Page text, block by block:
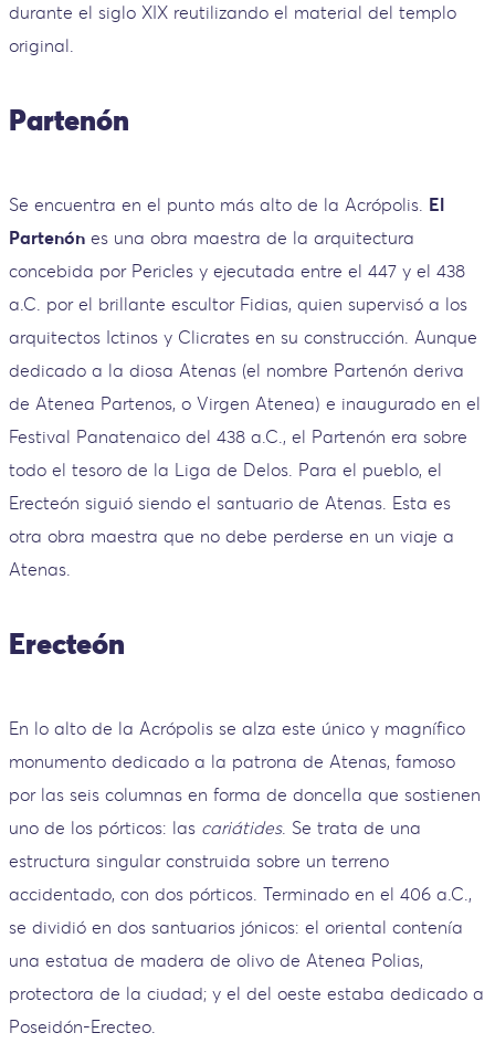
durante el siglo XIX reutilizando el material del templo
original.
Partenón
Se encuentra en el punto más alto de la Acrópolis. El
Partenón es una obra maestra de la arquitectura
concebida por Pericles y ejecutada entre el 447 y el 438
a.C. por el brillante escultor Fidias, quien supervisó a los
arquitectos Ictinos y Clicrates en su construcción. Aunque
dedicado a la diosa Atenas (el nombre Partenón deriva
de Atenea Partenos, o Virgen Atenea) e inaugurado en el
Festival Panatenaico del 438 a.C., el Partenón era sobre
todo el tesoro de la Liga de Delos. Para el pueblo, el
Erecteón siguió siendo el santuario de Atenas. Esta es
otra obra maestra que no debe perderse en un viaje a
Atenas.
Erecteón
En lo alto de la Acrópolis se alza este único y magnífico
monumento dedicado a la patrona de Atenas, famoso
por las seis columnas en forma de doncella que sostienen
uno de los pórticos: las cariátides. Se trata de una
estructura singular construida sobre un terreno
accidentado, con dos pórticos. Terminado en el 406 a.C.,
se dividió en dos santuarios jónicos: el oriental contenía
una estatua de madera de olivo de Atenea Polias,
protectora de la ciudad; y el del oeste estaba dedicado a
Poseidón-Erecteo.